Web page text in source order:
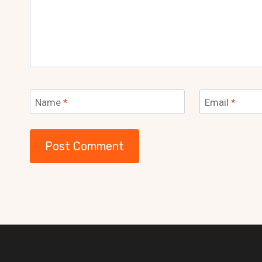
Name * Email *